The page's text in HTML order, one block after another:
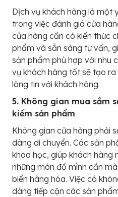
Dịch vụ khách hàng là một
trong việc đánh giá cửa
cửa hàng cần có kiến thức
phẩm và sẵn sàng tư vấn,
sản phẩm phù hợp với nhu
vụ khách hàng tốt sẽ tạo
lòng tin với khách hàng.
5. Không gian mua sắm
kiếm sản phẩm
Không gian cửa hàng phải
dàng di chuyển. Các sản
khoa học, giúp khách hàng
những món đồ mình cần
biển hàng hóa. Việc có
dàng tiếp cận các sản